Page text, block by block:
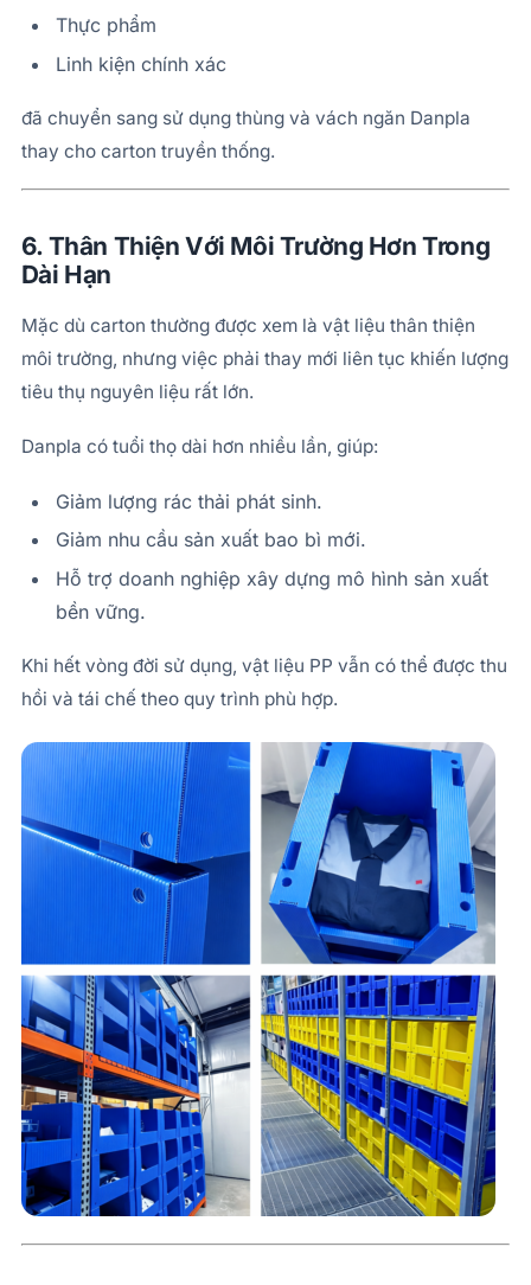
Thực phẩm
Linh kiện chính xác
đã chuyển sang sử dụng thùng và vách ngăn Danpla
thay cho carton truyền thống.
6. Thân Thiện Với Môi Trường Hơn Trong
Dài Hạn
Mặc dù carton thường được xem là vật liệu thân thiện
môi trường, nhưng việc phải thay mới liên tục khiến lượng
tiêu thụ nguyên liệu rất lớn.
Danpla có tuổi thọ dài hơn nhiều lần, giúp:
Giảm lượng rác thải phát sinh.
Giảm nhu cầu sản xuất bao bì mới.
Hỗ trợ doanh nghiệp xây dựng mô hình sản xuất
bền vững.
Khi hết vòng đời sử dụng, vật liệu PP vẫn có thể được thu
hồi và tái chế theo quy trình phù hợp.